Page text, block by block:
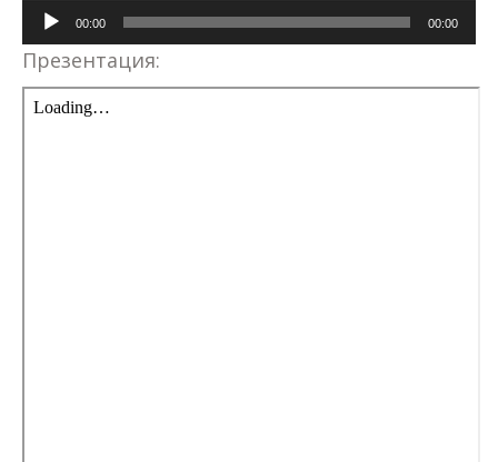
Аудиоплеер
00:00 00:00
Презентация: